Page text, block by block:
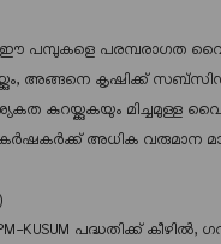
പരമ്പരാഗത
അങ്ങനെ കൃഷിക്ക്
കുറയ്ക്കുകയും മിച്ചമുള്ള
കർഷകർക്ക് അധിക വരുമാന
പദ്ധതിക്ക് കീഴിൽ,